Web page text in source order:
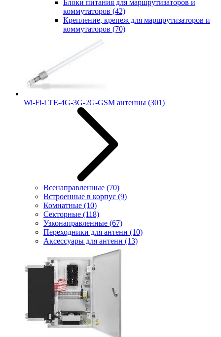
Блоки питания для маршрутизаторов и
коммутаторов (42)
Крепление, крепеж для маршрутизаторов и
коммутаторов (70)
Wi-Fi-LTE-4G-3G-2G-GSM антенны (301)
Всенаправленные (70)
Встроенные в корпус (9)
Комнатные (10)
Секторные (118)
Узконаправленные (67)
Переходники для антенн (10)
Аксессуары для антенн (13)